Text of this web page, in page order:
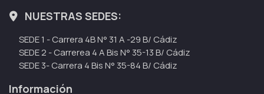
NUESTRAS SEDES:
SEDE 1 - Carrera 4B N° 31 A -29 B/ Cádiz
SEDE 2 - Carrerea 4 A Bis N° 35-13 B/ Cádiz
SEDE 3- Carrera 4 Bis N° 35-84 B/ Cádiz
Información